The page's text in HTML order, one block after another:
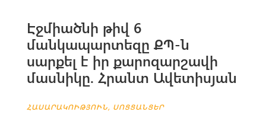
Էջմիածնի թիվ 6
մանկապարտեզը ՔՊ-ն
սարքել է իր քարոզարշավի
մասնիկը. Հրանտ Ավետիսյան
ՀԱՍԱՐԱԿՈՒԹՅՈՒՆ, ՍՈՑՑԱՆՑԵՐ